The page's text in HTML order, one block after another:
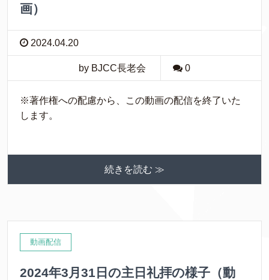
画）
2024.04.20
by BJCC長老会 0
※著作権への配慮から、この動画の配信を終了いた
します。
続きを読む ≫
動画配信
2024年3月31日の主日礼拝の様子（動